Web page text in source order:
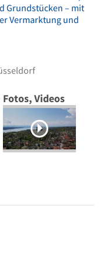
Grundstücken – mit
Vermarktung und
Fotos, Videos